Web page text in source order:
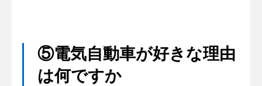
⑤電気自動車が好きな理由
は何ですか